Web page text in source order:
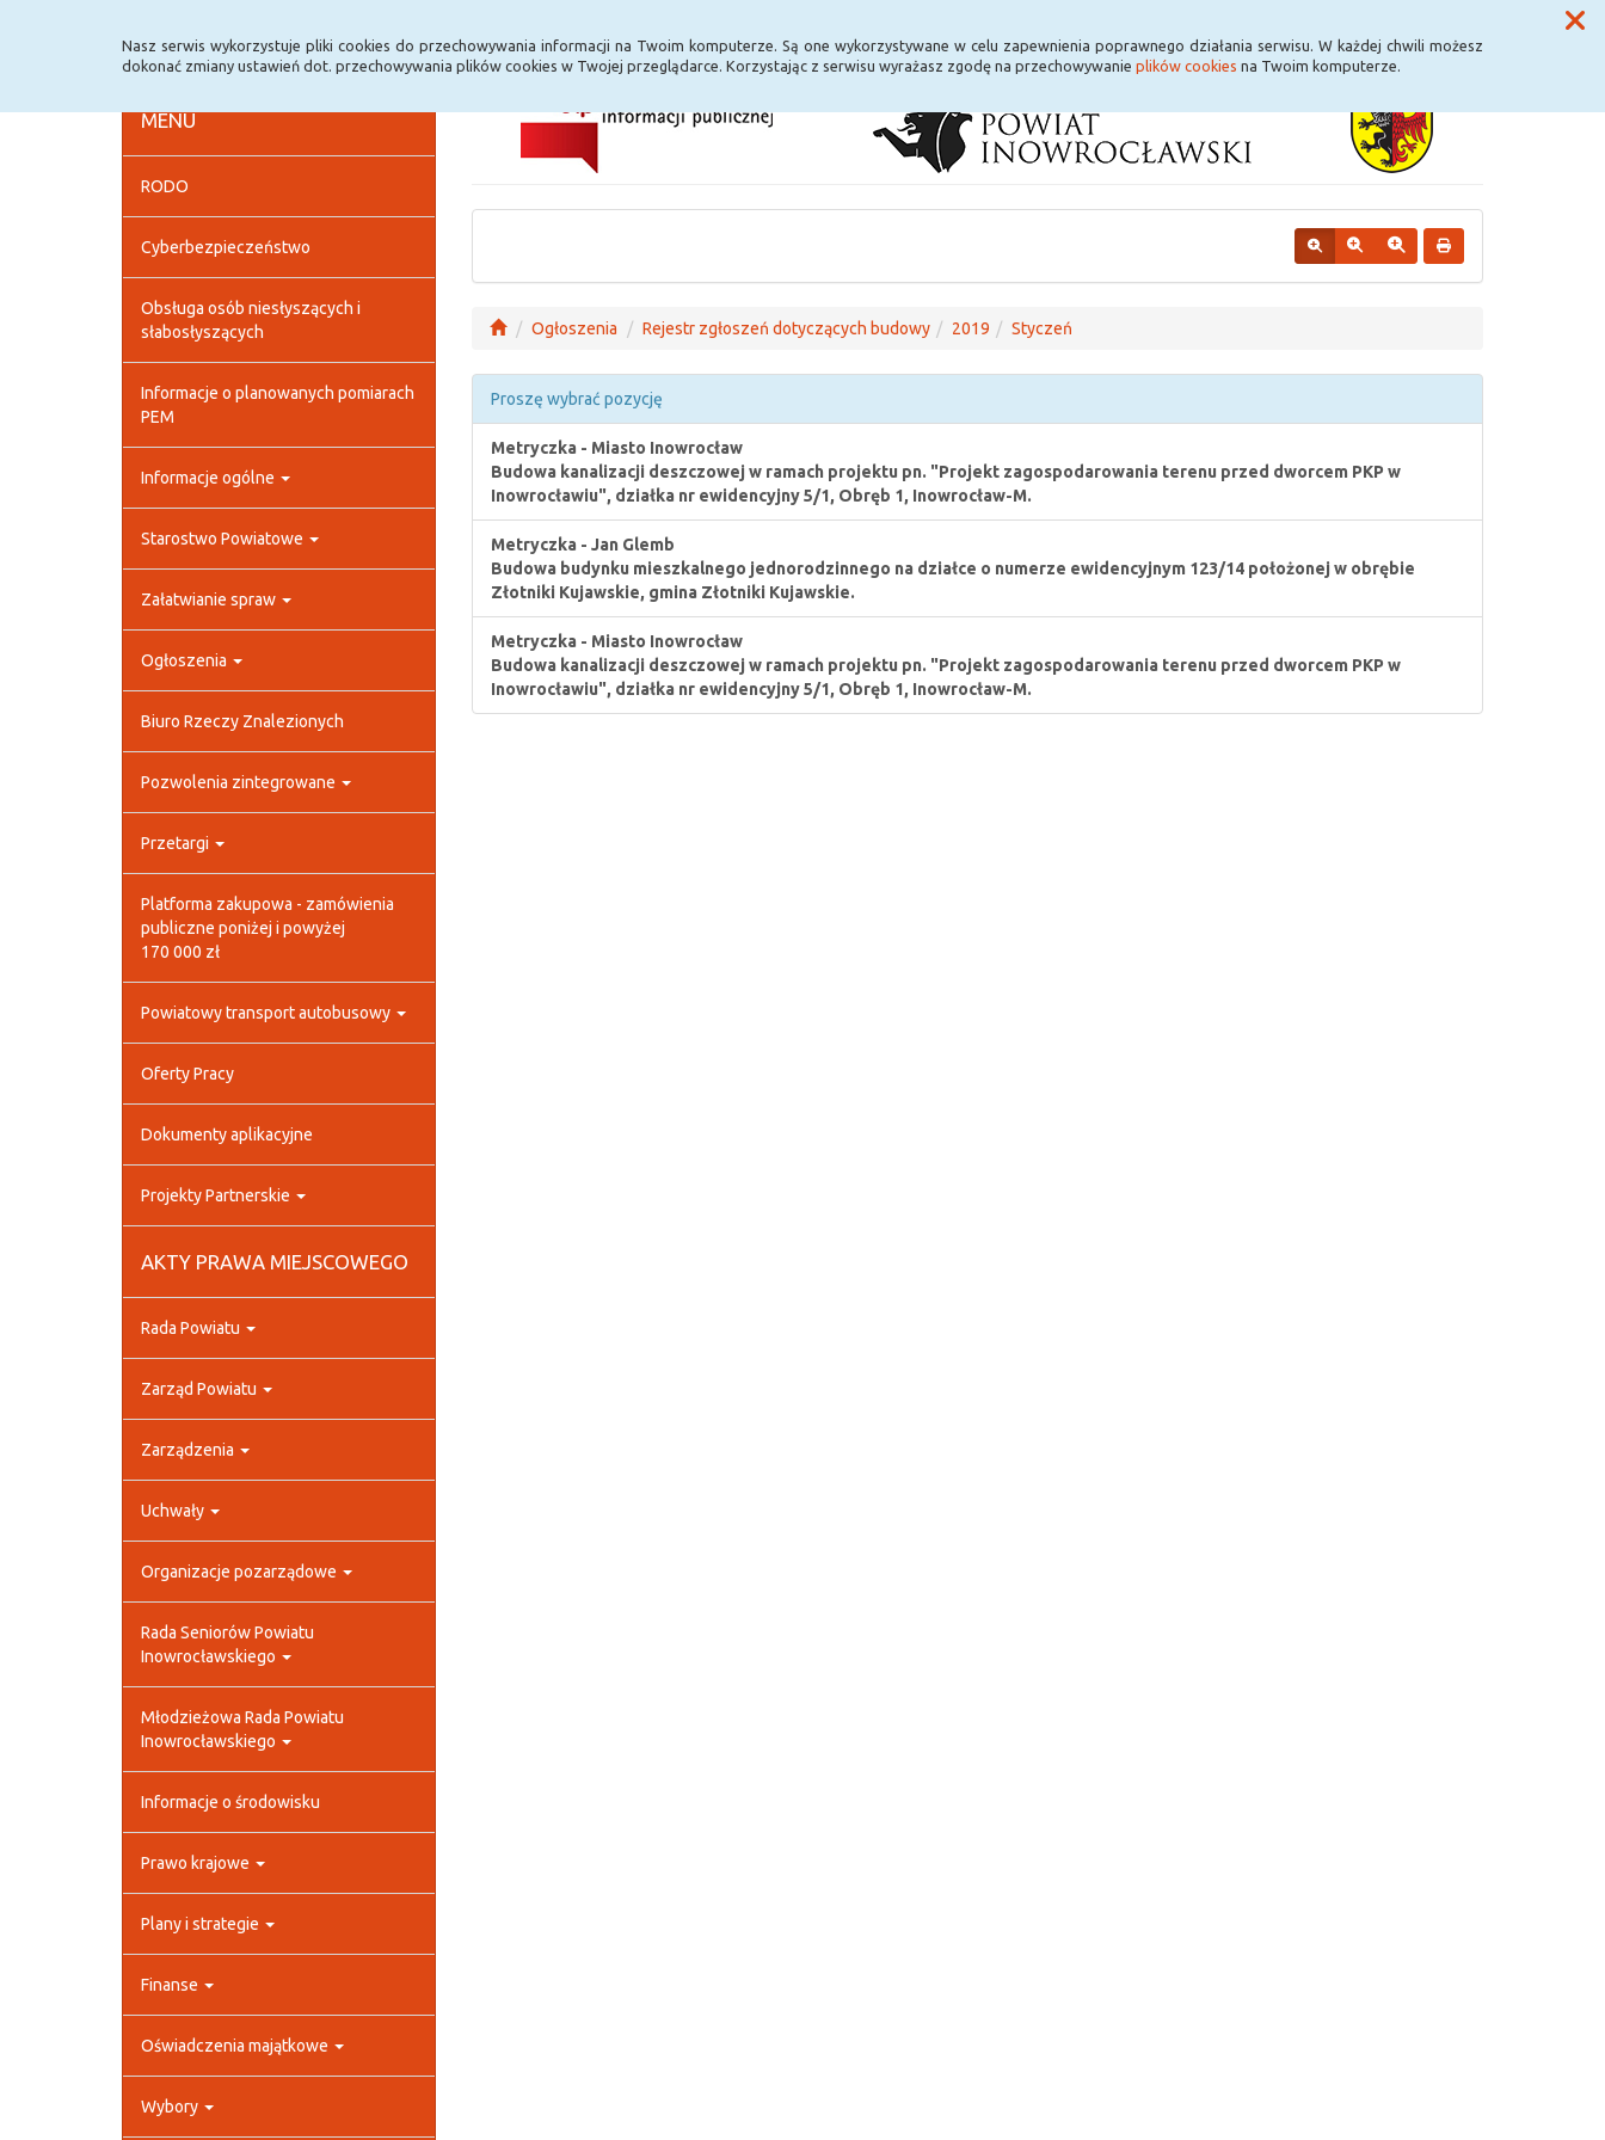
Nasz serwis wykorzystuje pliki cookies do przechowywania informacji na Twoim komputerze. Są one wykorzystywane w celu zapewnienia poprawnego działania serwisu. W każdej chwili możesz
dokonać zmiany ustawień dot. przechowywania plików cookies w Twojej przeglądarce. Korzystając z serwisu wyrażasz zgodę na przechowywanie plików cookies na Twoim komputerze.
MENU
RODO
Cyberbezpieczeństwo
Obsługa osób niesłyszących i
słabosłyszących
Informacje o planowanych pomiarach
PEM
Informacje ogólne
Starostwo Powiatowe
Załatwianie spraw
Ogłoszenia
Biuro Rzeczy Znalezionych
Pozwolenia zintegrowane
Przetargi
Platforma zakupowa - zamówienia
publiczne poniżej i powyżej
170 000 zł
Powiatowy transport autobusowy
Oferty Pracy
Dokumenty aplikacyjne
Projekty Partnerskie
AKTY PRAWA MIEJSCOWEGO
Rada Powiatu
Zarząd Powiatu
Zarządzenia
Uchwały
Organizacje pozarządowe
Rada Seniorów Powiatu
Inowrocławskiego
Młodzieżowa Rada Powiatu
Inowrocławskiego
Informacje o środowisku
Prawo krajowe
Plany i strategie
Finanse
Oświadczenia majątkowe
Wybory
Ogłoszenia Rejestr zgłoszeń dotyczących budowy 2019 Styczeń
Proszę wybrać pozycję
Metryczka - Miasto Inowrocław
Budowa kanalizacji deszczowej w ramach projektu pn. "Projekt zagospodarowania terenu przed dworcem PKP w
Inowrocławiu", działka nr ewidencyjny 5/1, Obręb 1, Inowrocław-M.
Metryczka - Jan Glemb
Budowa budynku mieszkalnego jednorodzinnego na działce o numerze ewidencyjnym 123/14 położonej w obrębie
Złotniki Kujawskie, gmina Złotniki Kujawskie.
Metryczka - Miasto Inowrocław
Budowa kanalizacji deszczowej w ramach projektu pn. "Projekt zagospodarowania terenu przed dworcem PKP w
Inowrocławiu", działka nr ewidencyjny 5/1, Obręb 1, Inowrocław-M.